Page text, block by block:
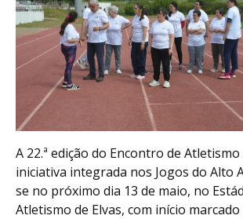
A 22.ª edição do Encontro de
iniciativa integrada nos Jogos do Alto
se no próximo dia 13 de maio, no
Atletismo de Elvas, com início